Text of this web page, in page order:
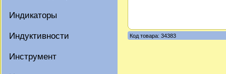
Индикаторы
Индуктивности
Инструмент
Код товара: 34383